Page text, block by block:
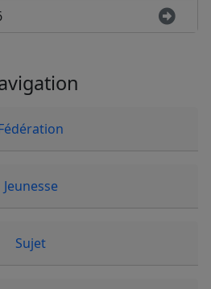
Jeunesse
Sujet